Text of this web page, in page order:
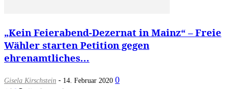
„Kein Feierabend-Dezernat in Mainz“ – Freie
Wähler starten Petition gegen
ehrenamtliches...
Gisela Kirschstein - 14. Februar 2020 0